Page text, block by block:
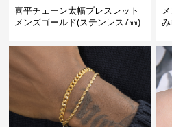
喜平チェーン太幅ブレスレット
メンズゴールド(ステンレス7㎜)